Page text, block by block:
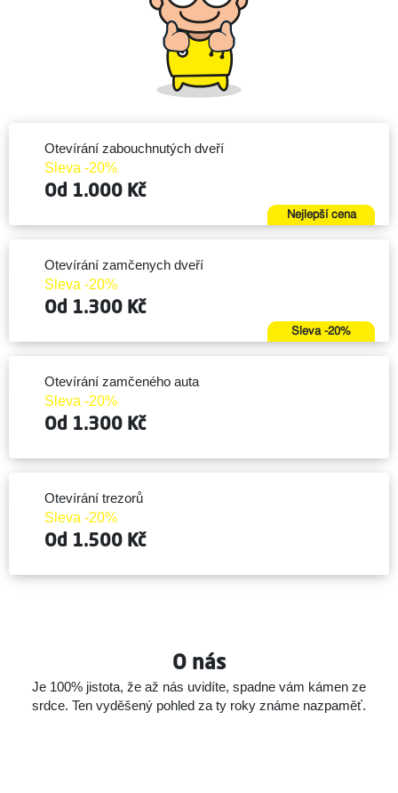
Otevírání zabouchnutých dveří
Sleva -20%
Od 1.000 Kč
Nejlepší cena
Otevírání zamčenych dveří
Sleva -20%
Od 1.300 Kč
Sleva -20%
Otevírání zamčeného auta
Sleva -20%
Od 1.300 Kč
Otevírání trezorů
Sleva -20%
Od 1.500 Kč
O nás
Je 100% jistota, že až nás uvidíte, spadne vám kámen ze
srdce. Ten vyděšený pohled za ty roky známe nazpaměť.